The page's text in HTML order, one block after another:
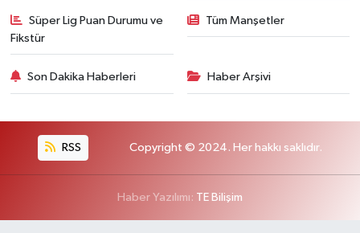
Süper Lig Puan Durumu ve
Fikstür
Tüm Manşetler
Son Dakika Haberleri Haber Arşivi
RSS Copyright © 2024. Her hakkı saklıdır.
Haber Yazılımı: TE Bilişim